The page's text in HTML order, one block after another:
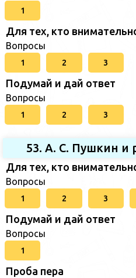
1
Для тех, кто
Вопросы
1 2 3
Подумай и дай ответ
Вопросы
1 2 3
53. А. С. Пушкин и
Для тех, кто
Вопросы
1 2 3
Подумай и дай ответ
Вопросы
1
Проба пера